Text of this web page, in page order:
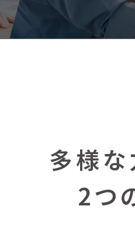
多様な
2つ